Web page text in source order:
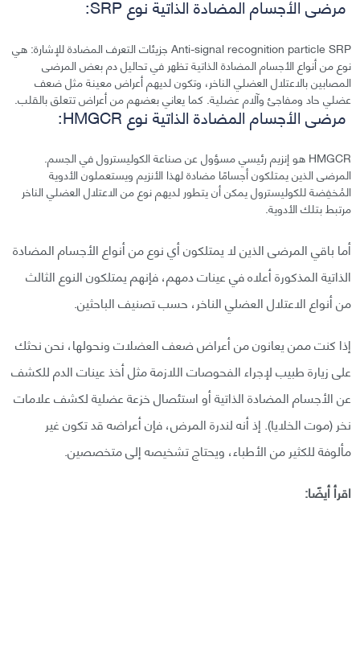
مرضى الأجسام المضادة الذاتية نوع SRP:
Anti-signal recognition particle SRP جزيئات التعرف المضادة للإشارة: هي
نوع من أنواع الأجسام المضادة الذاتية تظهر في تحاليل دم بعض المرضى
المصابين بالاعتلال العضلي الناخر، وتكون لديهم أعراض معينة مثل ضعف
عضلي حاد ومفاجئ وآلام عضلية. كما يعاني بعضهم من أعراض تتعلق بالقلب.
مرضى الأجسام المضادة الذاتية نوع HMGCR:
HMGCR هو إنزيم رئيسي مسؤول عن صناعة الكوليسترول في الجسم.
المرضى الذين يمتلكون أجسامًا مضادة لهذا الأنزيم ويستعملون الأدوية
المُخفِضة للكوليسترول يمكن أن يتطور لديهم نوع من الاعتلال العضلي الناخر
مرتبط بتلك الأدوية.
أما باقي المرضى الذين لا يمتلكون أي نوع من أنواع الأجسام المضادة
الذاتية المذكورة أعلاه في عينات دمهم، فإنهم يمتلكون النوع الثالث
من أنواع الاعتلال العضلي الناخر، حسب تصنيف الباحثين.
إذا كنت ممن يعانون من أعراض ضعف العضلات ونحولها، نحن نحثك
على زيارة طبيب لإجراء الفحوصات اللازمة مثل أخذ عينات الدم للكشف
عن الأجسام المضادة الذاتية أو استئصال خزعة عضلية لكشف علامات
نخر (موت الخلايا). إذ أنه لندرة المرض، فإن أعراضه قد تكون غير
مألوفة للكثير من الأطباء، ويحتاج تشخيصه إلى متخصصين.
اقرأ أيضًا: